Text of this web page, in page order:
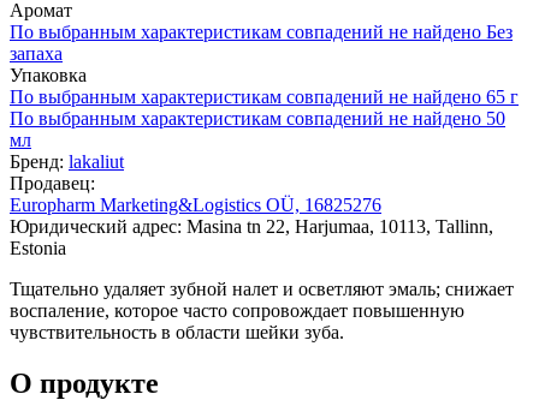
Аромат
По выбранным характеристикам совпадений не найдено Без
запаха
Упаковка
По выбранным характеристикам совпадений не найдено 65 г
По выбранным характеристикам совпадений не найдено 50
мл
Бренд: lakaliut
Продавец:
Europharm Marketing&Logistics OÜ, 16825276
Юридический адрес: Masina tn 22, Harjumaa, 10113, Tallinn,
Estonia
Тщательно удаляет зубной налет и осветляют эмаль; снижает
воспаление, которое часто сопровождает повышенную
чувствительность в области шейки зуба.
О продукте